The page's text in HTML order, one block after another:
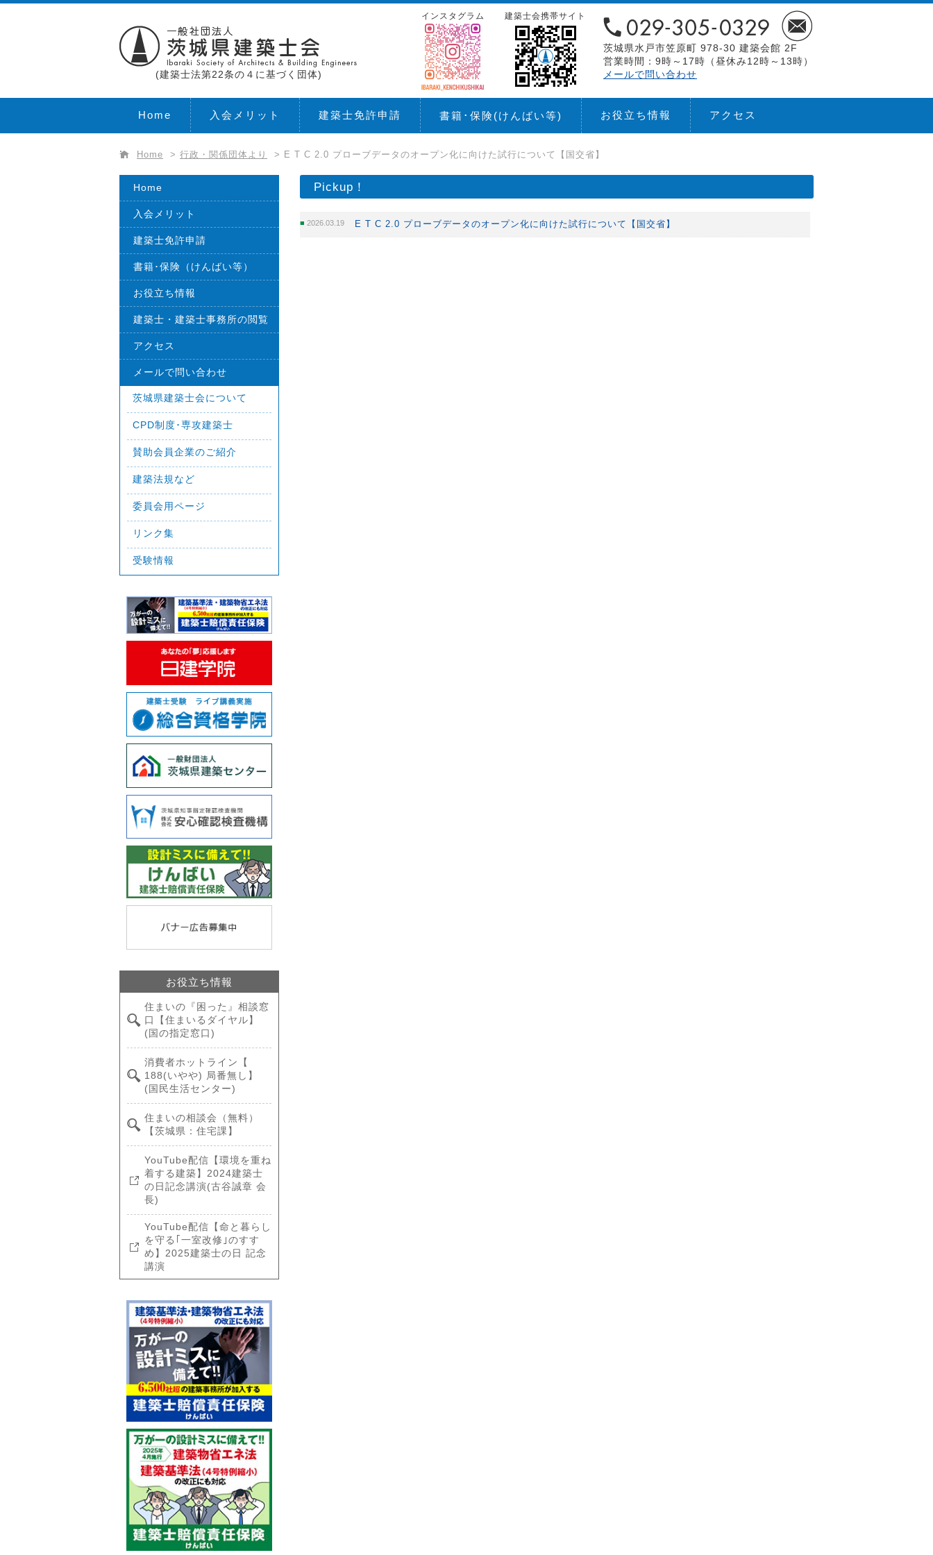
(建築士法第22条の４に基づく団体)
茨城県水戸市笠原町 978-30 建築会館 2F
営業時間：9時～17時（昼休み12時～13時）
メールで問い合わせ
建築士会携帯サイト
インスタグラム
Home 入会メリット 建築士免許申請 書籍･保険(けんばい等) お役立ち情報 アクセス
Home > 行政・関係団体より > E T C 2.0 プローブデータのオープン化に向けた試行について【国交省】
Pickup！
2026.03.19 E T C 2.0 プローブデータのオープン化に向けた試行について【国交省】
Home
入会メリット
建築士免許申請
書籍･保険（けんばい等）
お役立ち情報
建築士・建築士事務所の閲覧
アクセス
メールで問い合わせ
茨城県建築士会について
CPD制度･専攻建築士
賛助会員企業のご紹介
建築法規など
委員会用ページ
リンク集
受験情報
お役立ち情報
住まいの『困った』相談窓
口【住まいるダイヤル】
(国の指定窓口)
消費者ホットライン【
188(いやや) 局番無し】
(国民生活センター)
住まいの相談会（無料）
【茨城県：住宅課】
YouTube配信【環境を重ね
着する建築】2024建築士
の日記念講演(古谷誠章 会
長)
YouTube配信【命と暮らし
を守る｢一室改修｣のすす
め】2025建築士の日 記念
講演